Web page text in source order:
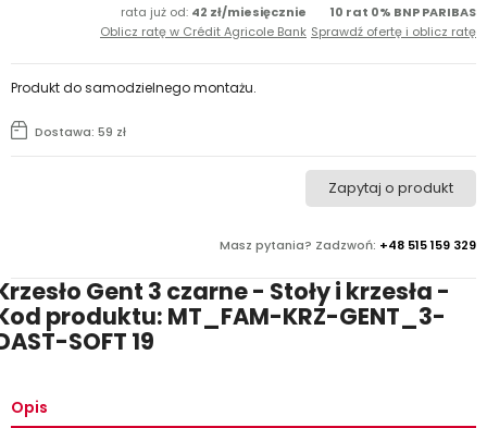
rata już od: 42 zł/miesięcznie
Oblicz ratę w Crédit Agricole Bank
10 rat 0% BNP PARIBAS
Sprawdź ofertę i oblicz ratę
Masz pytania? Zadzwoń: +48 515 159 329
Zapytaj o produkt
Dostawa: 59 zł
Produkt do samodzielnego montażu.
Gent 3 czarne - Stoły i krzesła -
produktu: MT_FAM-KRZ-GENT_3-
SOFT 19
Opis